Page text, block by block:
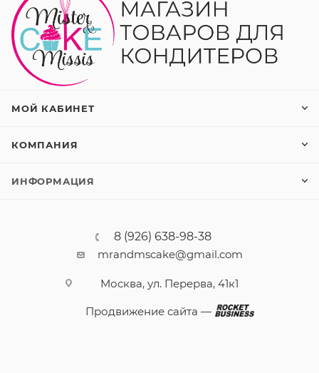
МОЙ КАБИНЕТ
КОМПАНИЯ
ИНФОРМАЦИЯ
8 (926) 638-98-38
mrandmscake@gmail.com
Москва, ул. Перерва, 41к1
Продвижение сайта —